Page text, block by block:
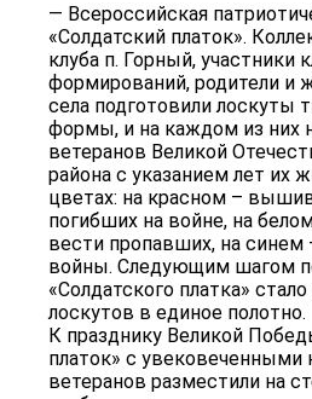
— Всероссийская
«Солдатский платок».
клуба п. Горный, участники
формирований, родители и
села подготовили лоскуты
формы, и на каждом из них
ветеранов Великой
района с указанием лет их
цветах: на красном –
погибших на войне, на
вести пропавших, на синем
войны. Следующим шагом
«Солдатского платка»
лоскутов в единое полотно.
К празднику Великой
платок» с
ветеранов разместили на